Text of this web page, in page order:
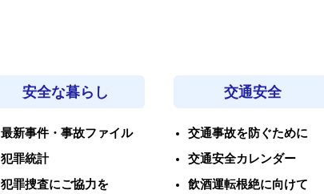
安全な暮らし
最新事件・事故ファイル
犯罪統計
犯罪捜査にご協力を
交通安全
交通事故を防ぐために
交通安全カレンダー
飲酒運転根絶に向けて